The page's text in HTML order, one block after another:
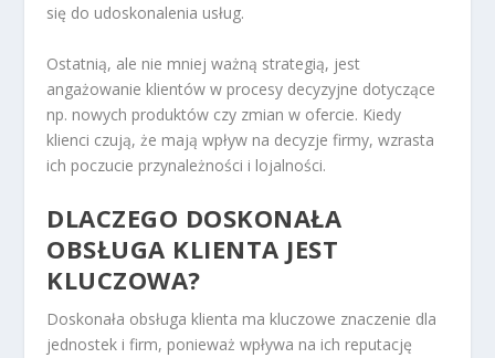
się do udoskonalenia usług.
Ostatnią, ale nie mniej ważną strategią, jest
angażowanie klientów w procesy decyzyjne dotyczące
np. nowych produktów czy zmian w ofercie. Kiedy
klienci czują, że mają wpływ na decyzje firmy, wzrasta
ich poczucie przynależności i lojalności.
DLACZEGO DOSKONAŁA
OBSŁUGA KLIENTA JEST
KLUCZOWA?
Doskonała obsługa klienta ma kluczowe znaczenie dla
jednostek i firm, ponieważ wpływa na ich reputację